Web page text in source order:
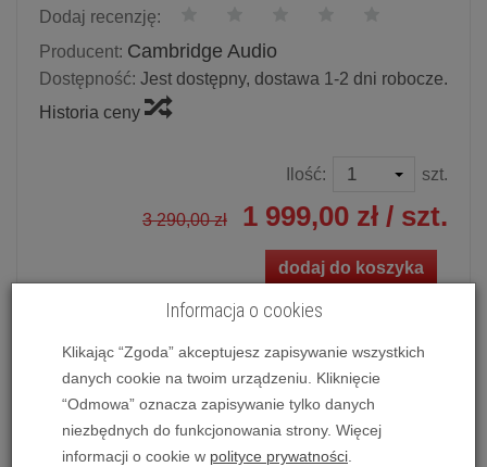
Dodaj recenzję:
Producent: Cambridge Audio
Dostępność: Jest dostępny, dostawa 1-2 dni robocze.
Historia ceny
Ilość: szt.
3 290,00 zł 1 999,00 zł / szt.
dodaj do koszyka
Transport CD Cambridge Audio CXC 2 (Szary / Luna Grey)
Możliwość zakupu produktu w bezpłatnym systemie
ratalnym 0% na 10 miesięcy lub specjalna oferta!
Informacja o cookies
Klikając “Zgoda” akceptujesz zapisywanie wszystkich
danych cookie na twoim urządzeniu. Kliknięcie
“Odmowa” oznacza zapisywanie tylko danych
niezbędnych do funkcjonowania strony. Więcej
informacji o cookie w polityce prywatności.